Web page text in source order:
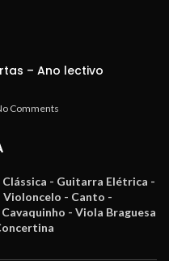
– Ano lectivo
Comments
- Guitarra Elétrica -
- Canto -
- Viola Braguesa